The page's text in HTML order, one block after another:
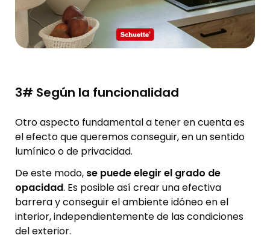
3# Según la funcionalidad
Otro aspecto fundamental a tener en cuenta es
el efecto que queremos conseguir, en un sentido
lumínico o de privacidad.
De este modo, se puede elegir el grado de
opacidad. Es posible así crear una efectiva
barrera y conseguir el ambiente idóneo en el
interior, independientemente de las condiciones
del exterior.